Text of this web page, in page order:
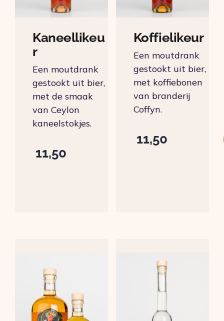
Kaneellikeu
r
Een moutdrank
gestookt uit bier,
met de smaak
van Ceylon
kaneelstokjes.
11,50
Koffielikeur
Een moutdrank
gestookt uit bier,
met koffiebonen
van branderij
Coffyn.
11,50